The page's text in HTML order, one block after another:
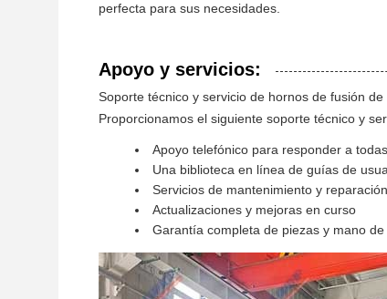
perfecta para sus necesidades.
Apoyo y servicios:
Soporte técnico y servicio de hornos de fusión
Proporcionamos el siguiente soporte técnico y
Apoyo telefónico para responder a
Una biblioteca en línea de guías de
Servicios de mantenimiento y
Actualizaciones y mejoras en curso
Garantía completa de piezas y mano de